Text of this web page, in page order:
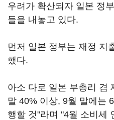
우려가 확산되자 일본 정
들을 내놓고 있다.
먼저 일본 정부는 재정 지
했다.
아소 다로 일본 부총리 겸
말 40% 이상, 9월 말에는
행할 것"라며 "4월 소비세